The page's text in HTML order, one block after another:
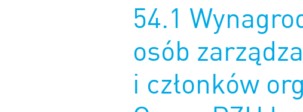
54.1
osób
i członków